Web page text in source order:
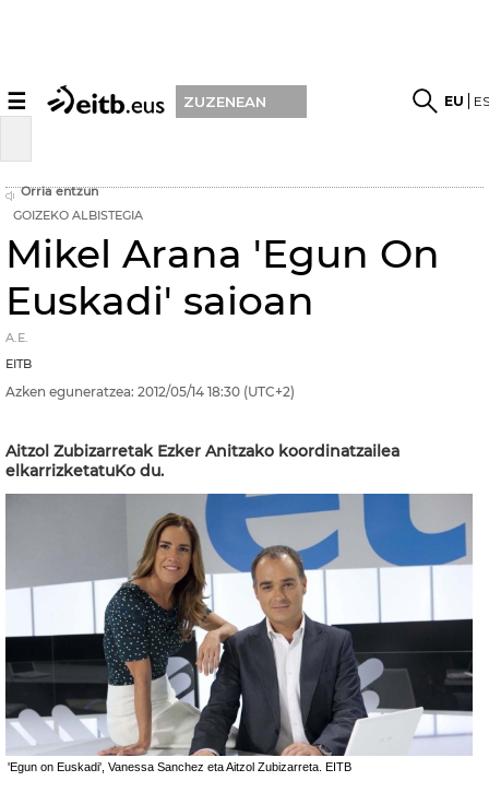
☰ ZUZENEAN EU
Orria entzun
GOIZEKO ALBISTEGIA
Mikel Arana 'Egun On
Euskadi' saioan
A.E.
EITB
Azken eguneratzea: 2012/05/14 18:30 (UTC+2)
Aitzol Zubizarretak Ezker Anitzako koordinatzailea
elkarrizketatuKo du.
'Egun on Euskadi', Vanessa Sanchez eta Aitzol Zubizarreta. EITB